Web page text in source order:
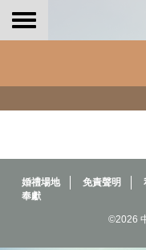
Toggle
婚禮場地 免責聲明
奉獻
©2026